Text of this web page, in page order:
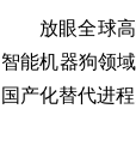
放眼全球
智能机器狗领
国产化替代进程